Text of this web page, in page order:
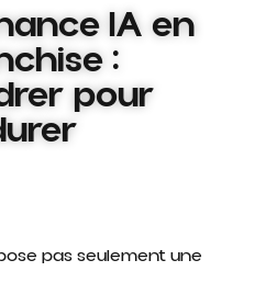
IA en
:
pour
pas seulement une